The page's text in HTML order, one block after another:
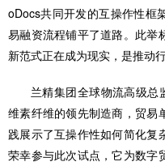
oDocs共同开发的互操作性框
易融资流程铺平了道路。此举
新范式正在成为现实，是推动
兰精集团全球物流高级总
维素纤维的领先制造商，贸易
践展示了互操作性如何简化复
荣幸参与此次试点，它为数字